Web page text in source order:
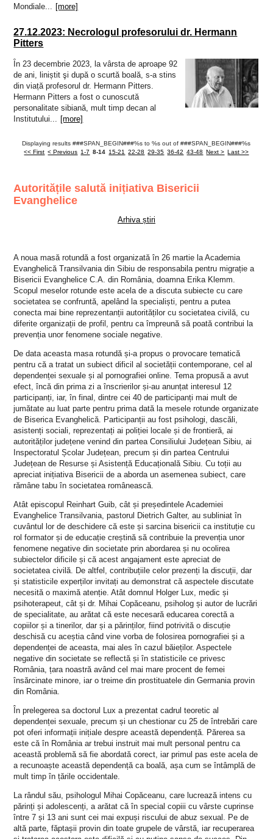
Mondiale... [more]
27.12.2023: Necrologul profesorului dr. Hermann
Pitters
Ȋn 23 decembrie 2023, la vârsta de aproape 92
de ani, liniștit şi după o scurtă boală, s-a stins
din viață profesorul dr. Hermann Pitters.
Hermann Pitters a fost o cunoscută
personalitate sibiană, mult timp decan al
Institutului... [more]
Displaying results ###SPAN_BEGIN###%s to %s out of ###SPAN_BEGIN###%s
<< First < Previous 1-7 8-14 15-21 22-28 29-35 36-42 43-48 Next > Last >>
Autoritățile salută inițiativa Bisericii
Evanghelice
Arhiva știri
A noua masă rotundă a fost organizată în 26 martie la Academia
Evanghelică Transilvania din Sibiu de responsabila pentru migrație a
Bisericii Evanghelice C.A. din România, doamna Erika Klemm.
Scopul meselor rotunde este acela de a discuta subiecte cu care
societatea se confruntă, apelând la specialiști, pentru a putea
conecta mai bine reprezentanții autorităților cu societatea civilă, cu
diferite organizații de profil, pentru ca împreună să poată contribui la
prevenția unor fenomene sociale negative.
De data aceasta masa rotundă și-a propus o provocare tematică
pentru că a tratat un subiect dificil al societății contemporane, cel al
dependenței sexuale și al pornografiei online. Tema propusă a avut
efect, încă din prima zi a înscrierilor și-au anunțat interesul 12
participanți, iar, în final, dintre cei 40 de participanți mai mult de
jumătate au luat parte pentru prima dată la mesele rotunde organizate
de Biserica Evanghelică. Participanții au fost psihologi, dascăli,
asistenți sociali, reprezentați ai poliției locale și de frontieră, ai
autorităților județene venind din partea Consiliului Județean Sibiu, ai
Inspectoratul Școlar Județean, precum și din partea Centrului
Județean de Resurse și Asistență Educațională Sibiu. Cu toții au
apreciat inițiativa Bisericii de a aborda un asemenea subiect, care
rămâne tabu în societatea românească.
Atât episcopul Reinhart Guib, cât și președintele Academiei
Evanghelice Transilvania, pastorul Dietrich Galter, au subliniat în
cuvântul lor de deschidere că este și sarcina bisericii ca instituție cu
rol formator și de educație creștină să contribuie la prevenția unor
fenomene negative din societate prin abordarea și nu ocolirea
subiectelor dificile și că acest angajament este apreciat de
societatea civilă. De altfel, contribuțiile celor prezenți la discuții, dar
și statisticile experților invitați au demonstrat că aspectele discutate
necesită o maximă atenție. Atât domnul Holger Lux, medic și
psihoterapeut, cât și dr. Mihai Copăceanu, psiholog și autor de lucrări
de specialitate, au arătat că este necesară educarea corectă a
copiilor și a tinerilor, dar și a părinților, fiind potrivită o discuție
deschisă cu aceștia când vine vorba de folosirea pornografiei și a
dependenței de aceasta, mai ales în cazul băieților. Aspectele
negative din societate se reflectă și în statisticile ce privesc
România, țara noastră având cel mai mare procent de femei
însărcinate minore, iar o treime din prostituatele din Germania provin
din România.
În prelegerea sa doctorul Lux a prezentat cadrul teoretic al
dependenței sexuale, precum și un chestionar cu 25 de întrebări care
pot oferi informații inițiale despre această dependență. Părerea sa
este că în România ar trebui instruit mai mult personal pentru ca
această problemă să fie abordată corect, iar primul pas este acela de
a recunoaște această dependență ca boală, așa cum se întâmplă de
mult timp în țările occidentale.
La rândul său, psihologul Mihai Copăceanu, care lucrează intens cu
părinți și adolescenți, a arătat că în special copiii cu vârste cuprinse
între 7 și 13 ani sunt cei mai expuși riscului de abuz sexual. Pe de
altă parte, făptașii provin din toate grupele de vârstă, iar recuperarea